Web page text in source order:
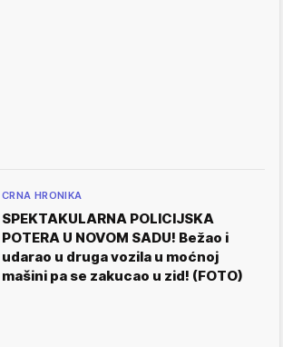
CRNA HRONIKA
SPEKTAKULARNA POLICIJSKA
POTERA U NOVOM SADU! Bežao i
udarao u druga vozila u moćnoj
mašini pa se zakucao u zid! (FOTO)